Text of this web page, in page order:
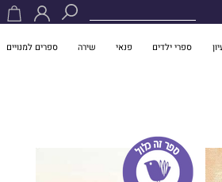
ספרי ילדים פנאי שירה ספרים למנויים